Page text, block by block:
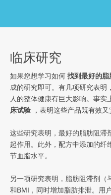
临床研究
如果您想学习如何 找到最好的
成的研究即可。有几项研究表明
人的整体健康有巨大影响。事实
床试验 ，表明这些产品既有效又
这些研究表明，最好的脂肪阻滞
起作用。此外，配方中添加的纤
节血脂水平。
另一项研究表明，脂肪阻滞剂（
和BMI，同时增加脂肪排泄。用